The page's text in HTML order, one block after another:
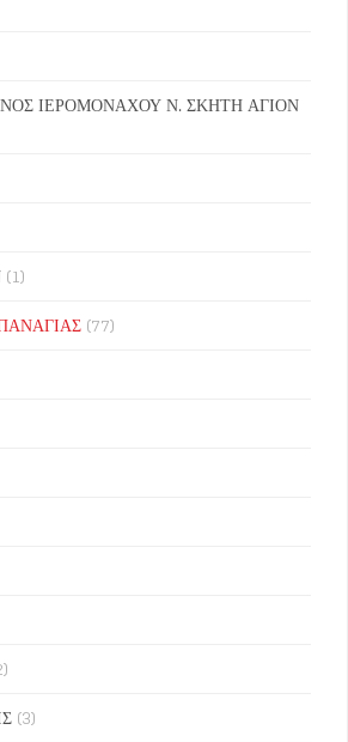
ΙΕΡΟΜΟΝΑΧΟΥ Ν. ΣΚΗΤΗ ΑΓΙΟΝ
(1)
(77)
(3)